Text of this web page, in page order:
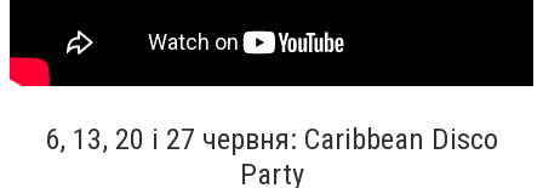
6, 13, 20 і 27 червня: Caribbean Disco
Party